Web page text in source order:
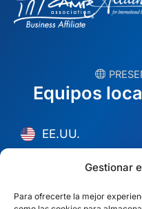
Gestionar
Para ofrecerte la mejor
Equipos
EE.UU.
México